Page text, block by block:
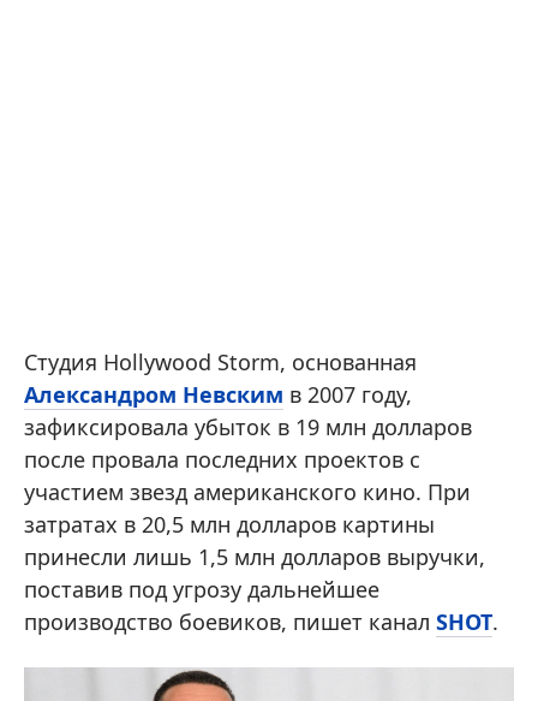
Студия Hollywood Storm, основанная
Александром Невским в 2007 году,
зафиксировала убыток в 19 млн долларов
после провала последних проектов с
участием звезд американского кино. При
затратах в 20,5 млн долларов картины
принесли лишь 1,5 млн долларов выручки,
поставив под угрозу дальнейшее
производство боевиков, пишет канал SHOT.